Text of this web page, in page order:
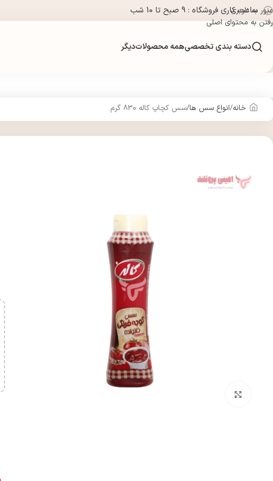
عبور به ناوبری
رفتن به محتوای اصلی
ساعت کاری فروشگاه : 9 صبح تا 10 شب
دسته بندی تخصصیهمه محصولاتدیگر
خانه انواع سس ها سس کچاپ کاله 830 گرم